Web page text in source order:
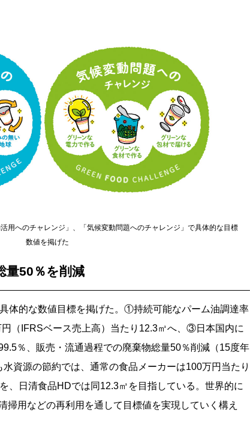
用へのチャレンジ」、「気候変動問題へのチャレンジ」で具体的な目標
数値を掲げた
量50％を削減
体的な数値目標を掲げた。①持続可能なパーム油調達率
（IFRSベース売上高）当たり12.3㎥へ、③日本国内に
％、販売・流通過程での廃棄物総量50％削減（15度年
資源の節約では、通常の食品メーカーは100万円当たり
、日清食品HDでは同12.3㎥を目指している。世界的に
掃用などの再利用を通して目標値を実現していく構え